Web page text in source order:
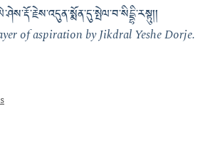
of aspiration by Jikdral Yeshe Dorje.